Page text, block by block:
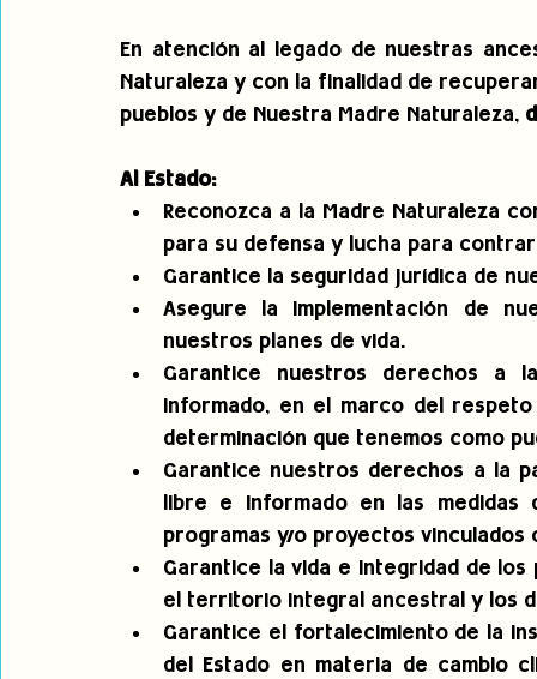
En atención al legado de nuestras
Naturaleza y con la finalidad de
pueblos y de Nuestra Madre Naturaleza,
Al Estado:
Reconozca a la Madre Naturaleza
para su defensa y lucha para
Garantice la seguridad jurídica de
Asegure la implementación de
nuestros planes de vida.
Garantice nuestros derechos a
informado, en el marco del
determinación que tenemos como
Garantice nuestros derechos a la
libre e informado en las medidas
programas y/o proyectos vinculados
Garantice la vida e integridad de los
el territorio integral ancestral y los
Garantice el fortalecimiento de la
del Estado en materia de cambio